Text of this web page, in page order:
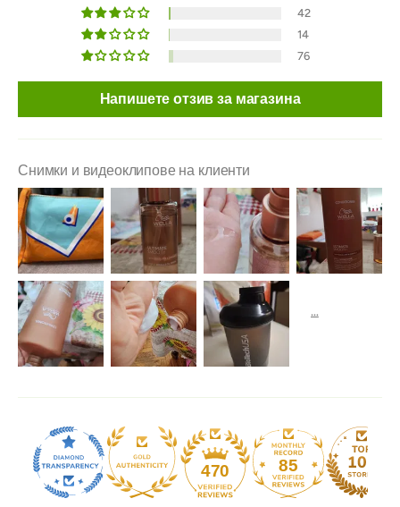
42
14
76
Напишете отзив за магазина
Снимки и видеоклипове на клиенти
470 85